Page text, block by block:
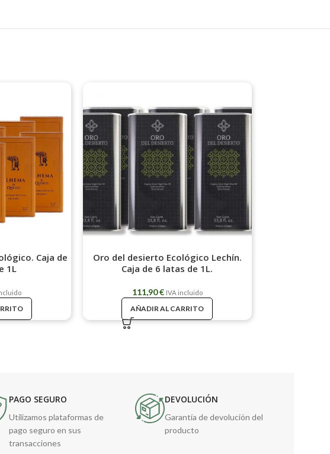
Caja de
1L
Oro del desierto Ecológico Lechín.
Caja de 6 latas de 1L.
111,90€ IVA incluido
AÑADIR AL CARRITO
PAGO SEGURO
Utilizamos plataformas de
pago seguro en sus
transacciones
DEVOLUCIÓN
Garantía de devolución del
producto